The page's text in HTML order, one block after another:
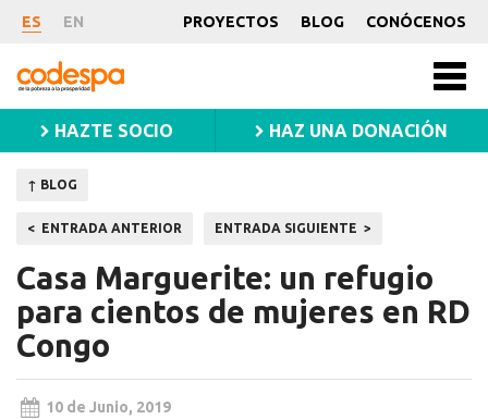
Noticia
ES EN PROYECTOS BLOG CONÓCENOS
CODESPA
HAZTE SOCIO HAZ UNA DONACIÓN
↑ BLOG
Navegación
de
entradas
ENTRADA ANTERIOR ENTRADA SIGUIENTE
Casa Marguerite: un refugio
para cientos de mujeres en RD
Congo
10 de Junio, 2019